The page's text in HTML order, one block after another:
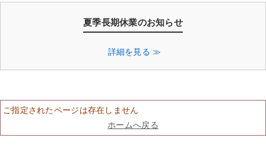
夏季長期休業のお知らせ
詳細を見る ≫
ご指定されたページは存在しません
ホームへ戻る